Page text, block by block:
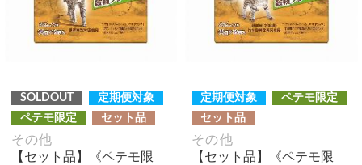
SOLDOUT
定期便対象
ペテモ限定
セット品
その他
【セット品】《ペテモ限
定期便対象
ペテモ限定
セット品
その他
【セット品】《ペテモ限